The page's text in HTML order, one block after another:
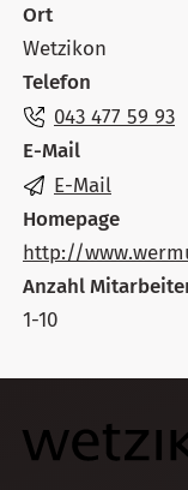
Ort
Wetzikon
Telefon
043 477 59 93
E-Mail
E-Mail
Homepage
http://
Anzahl
1-10